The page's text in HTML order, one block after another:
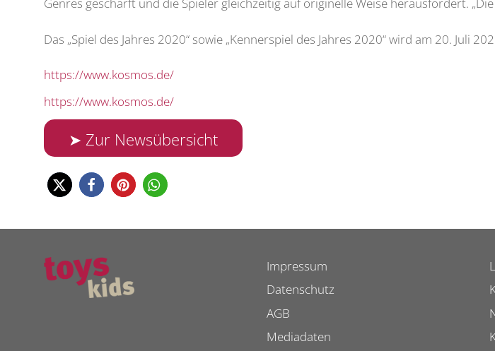
Das „Spiel des Jahres 2020“ sowie „Kennerspiel des Jahres 2020“ wird am 20. Juli
https://www.kosmos.de/
https://www.kosmos.de/
➤ Zur Newsübersicht
Impressum
Datenschutz
AGB
Mediadaten